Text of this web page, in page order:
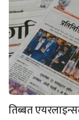
तिब्बत